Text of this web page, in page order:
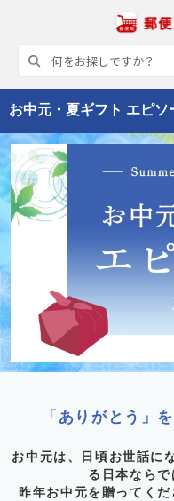
お中元・夏ギフト エピソ
「ありがとう」
お中元は、日頃お世話に
る日本ならで
昨年お中元を贈ってく